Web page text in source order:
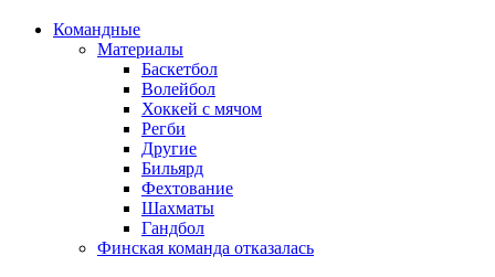
Командные
Материалы
Баскетбол
Волейбол
Хоккей с мячом
Регби
Другие
Бильярд
Фехтование
Шахматы
Гандбол
Финская команда отказалась